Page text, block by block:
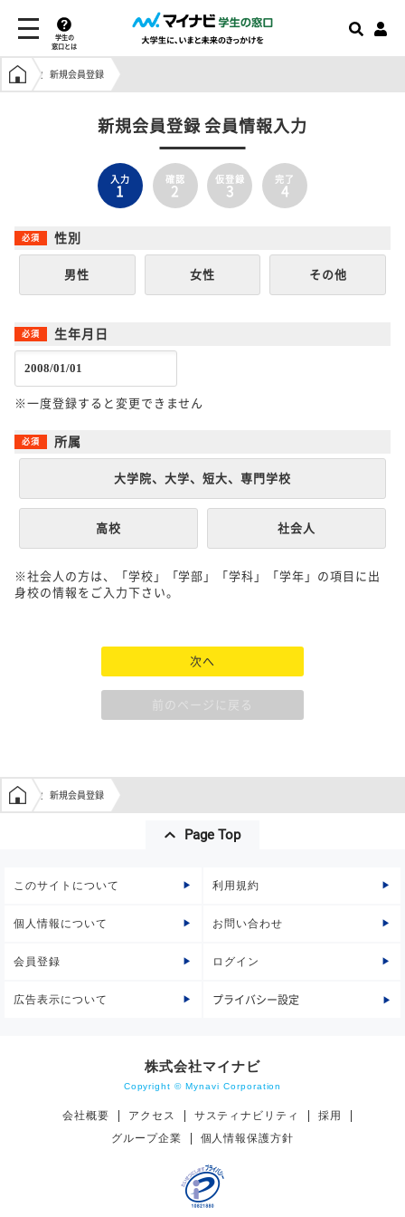
学生の
窓口とは
学生の窓口トップ
新規会員登録
新規会員登録 会員情報入力
入力
1
確認
2
仮登録
3
完了
4
性別
男性 女性 その他
生年月日
※一度登録すると変更できません
所属
大学院、大学、短大、専門学校
高校 社会人
※社会人の方は、「学校」「学部」「学科」「学年」の項目に出
身校の情報をご入力下さい。
次へ
前のページに戻る
学生の窓口トップ
新規会員登録
Page Top
このサイトについて 利用規約
個人情報について お問い合わせ
会員登録 ログイン
広告表示について プライバシー設定
株式会社マイナビ
Copyright © Mynavi Corporation
会社概要 アクセス サスティナビリティ
採用
グループ企業
個人情報保護方針